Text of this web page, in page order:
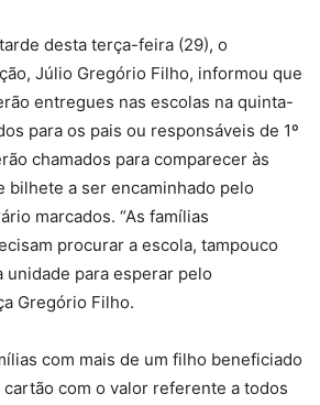
desta terça-feira (29), o
Júlio Gregório Filho, informou que
entregues nas escolas na quinta-
para os pais ou responsáveis de 1º
chamados para comparecer às
bilhete a ser encaminhado pelo
marcados. “As famílias
procurar a escola, tampouco
unidade para esperar pelo
Gregório Filho.
com mais de um filho beneficiado
com o valor referente a todos